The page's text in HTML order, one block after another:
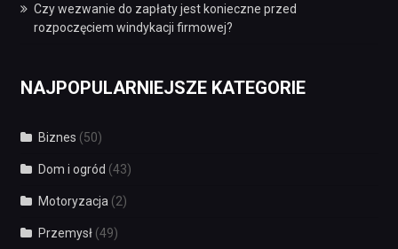
Czy wezwanie do zapłaty jest konieczne przed
rozpoczęciem windykacji firmowej?
NAJPOPULARNIEJSZE KATEGORIE
Biznes (50)
Dom i ogród (43)
Motoryzacja (2)
Przemysł(49)